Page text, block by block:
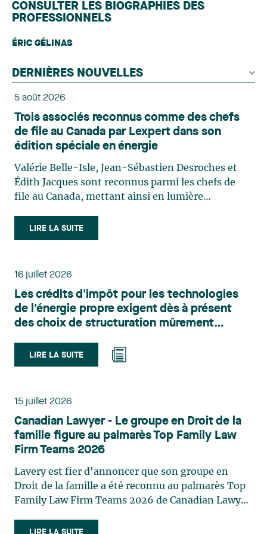
CONSULTER LES BIOGRAPHIES DES
PROFESSIONNELS
ÉRIC GÉLINAS
DERNIÈRES NOUVELLES
5 août 2026
Trois associés reconnus comme des chefs
de file au Canada par Lexpert dans son
édition spéciale en énergie
Valérie Belle-Isle, Jean-Sébastien Desroches et
Édith Jacques sont reconnus parmi les chefs de
file au Canada, mettant ainsi en lumière
le domaine du droit des technologies. Valérie
Belle-Isle est associée au sein du groupe de droit
principalement sur le droit de l’environnement,
du territoire. Elle conseille et représente une
clientèle publique et privée dans le cadre d’enjeux
touchant notamment les obligations
et de permis, l’application et la contestation de
règlements d’urbanisme, ainsi que les dossiers
municipalités dans la validation juridique de leurs
Reconnue pour son approche à la fois stratégique
et pratique, elle intervient aussi en matière de
taxation municipale et d’évaluation foncière, en
plus de contribuer régulièrement à des
publications et à des activités de formation. Jean-
Sébastien Desroches œuvre en droit des affaires,
acquisitions, des infrastructures, des énergies
LIRE LA SUITE
16 juillet 2026
Les crédits d'impôt pour les technologies
de l'énergie propre exigent dès à présent
des choix de structuration mûrement
LIRE LA SUITE
15 juillet 2026
Canadian Lawyer - Le groupe en Droit de la
famille figure au palmarès Top Family Law
Firm Teams 2026
Lavery est fier d'annoncer que son groupe en
Droit de la famille a été reconnu au palmarès Top
Family Law Firm Teams 2026 de Canadian Lawyer.
sélection rigoureux, fondé sur des nominations
LIRE LA SUITE